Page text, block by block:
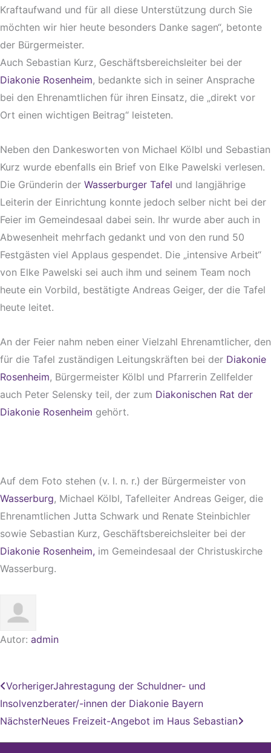
Kraftaufwand und für all diese Unterstützung durch Sie
möchten wir hier heute besonders Danke sagen“, betonte
der Bürgermeister.
Auch Sebastian Kurz, Geschäftsbereichsleiter bei der
Diakonie Rosenheim, bedankte sich in seiner Ansprache
bei den Ehrenamtlichen für ihren Einsatz, die „direkt vor
Ort einen wichtigen Beitrag“ leisteten.
Neben den Dankesworten von Michael Kölbl und Sebastian
Kurz wurde ebenfalls ein Brief von Elke Pawelski verlesen.
Die Gründerin der Wasserburger Tafel und langjährige
Leiterin der Einrichtung konnte jedoch selber nicht bei der
Feier im Gemeindesaal dabei sein. Ihr wurde aber auch in
Abwesenheit mehrfach gedankt und von den rund 50
Festgästen viel Applaus gespendet. Die „intensive Arbeit“
von Elke Pawelski sei auch ihm und seinem Team noch
heute ein Vorbild, bestätigte Andreas Geiger, der die Tafel
heute leitet.
An der Feier nahm neben einer Vielzahl Ehrenamtlicher, den
für die Tafel zuständigen Leitungskräften bei der Diakonie
Rosenheim, Bürgermeister Kölbl und Pfarrerin Zellfelder
auch Peter Selensky teil, der zum Diakonischen Rat der
Diakonie Rosenheim gehört.
Auf dem Foto stehen (v. l. n. r.) der Bürgermeister von
Wasserburg, Michael Kölbl, Tafelleiter Andreas Geiger, die
Ehrenamtlichen Jutta Schwark und Renate Steinbichler
sowie Sebastian Kurz, Geschäftsbereichsleiter bei der
Diakonie Rosenheim, im Gemeindesaal der Christuskirche
Wasserburg.
Autor: admin
Zurück
VorherigerJahrestagung der Schuldner- und
Insolvenzberater/-innen der Diakonie Bayern
NächsterNeues Freizeit-Angebot im Haus Sebastian